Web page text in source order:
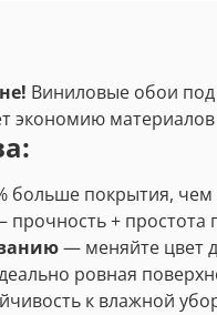
Виниловые обои
экономию
больше покрытия,
прочность + простота
— меняйте цвет
ровная
к влажной